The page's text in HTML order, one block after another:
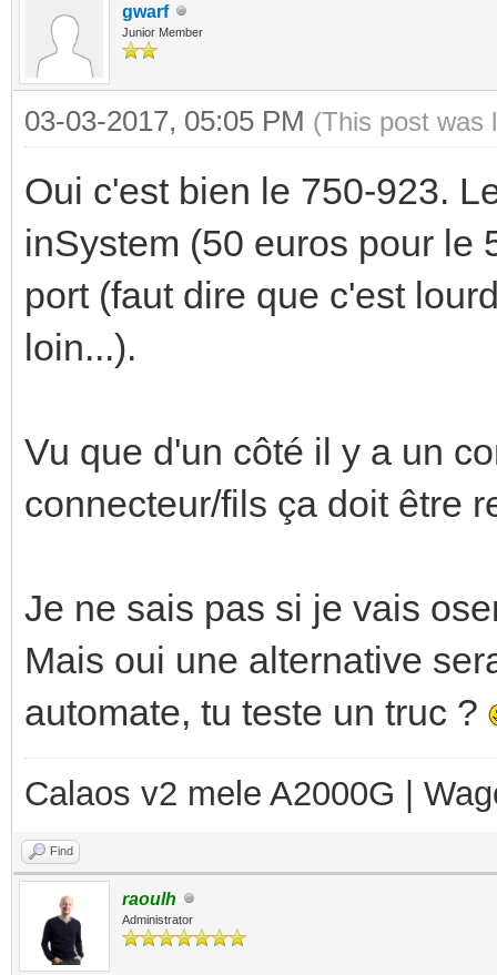
gwarf
Junior Member
03-03-2017, 05:05 PM (This post was
Oui c'est bien le 750-923.
inSystem (50 euros pour le
port (faut dire que c'est
loin...).
Vu que d'un côté il y a un
connecteur/fils ça doit être
Je ne sais pas si je vais
Mais oui une alternative
automate, tu teste un truc ?
Calaos v2 mele A2000G |
Find
raoulh
Administrator